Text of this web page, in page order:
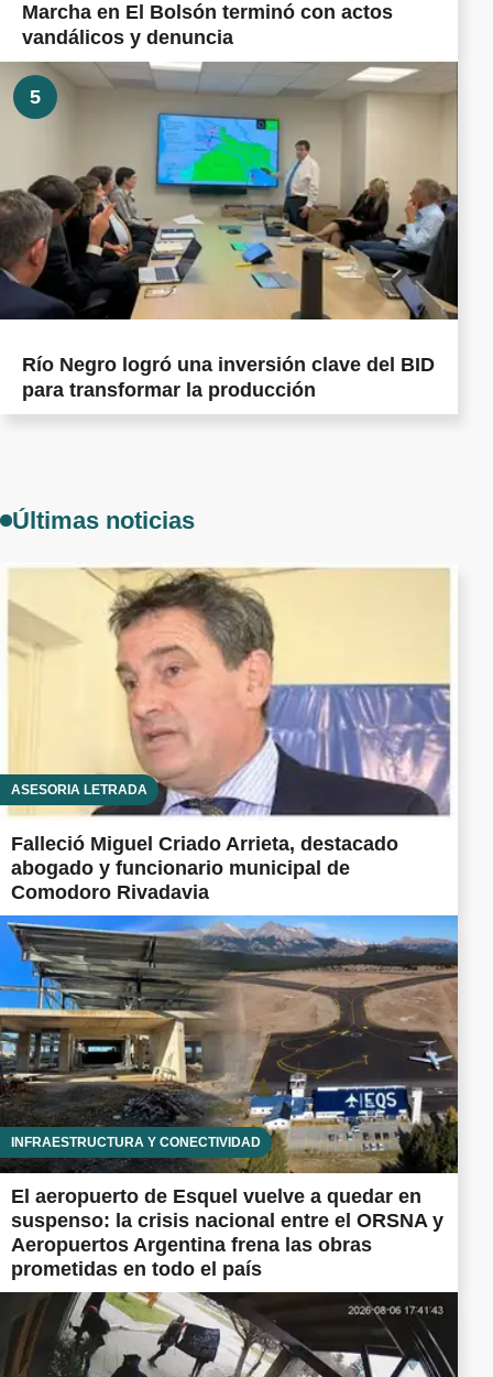
Marcha en El Bolsón terminó con actos
vandálicos y denuncia
5
Río Negro logró una inversión clave del BID
para transformar la producción
Últimas noticias
ASESORÍA LETRADA
Falleció Miguel Criado Arrieta, destacado
abogado y funcionario municipal de
Comodoro Rivadavia
INFRAESTRUCTURA Y CONECTIVIDAD
El aeropuerto de Esquel vuelve a quedar en
suspenso: la crisis nacional entre el ORSNA y
Aeropuertos Argentina frena las obras
prometidas en todo el país